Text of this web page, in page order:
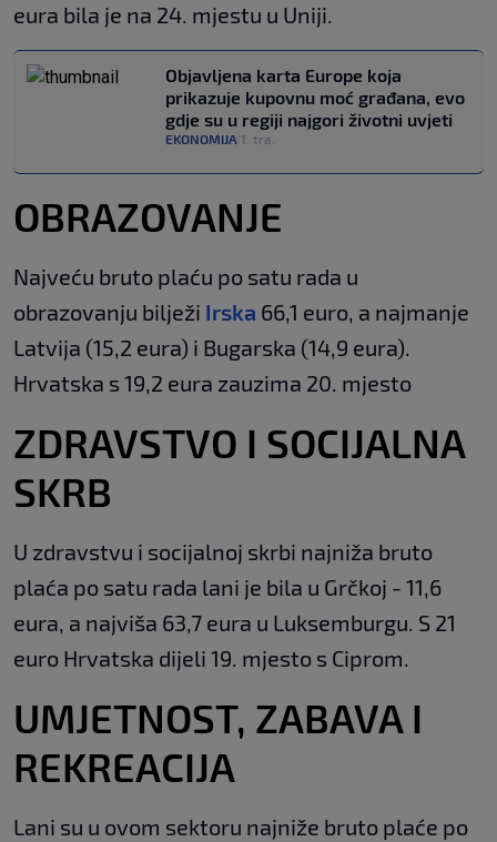
eura bila je na 24. mjestu u Uniji.
Objavljena karta Europe koja
prikazuje kupovnu moć građana, evo
gdje su u regiji najgori životni uvjeti
EKONOMIJA 1. tra.
OBRAZOVANJE
Najveću bruto plaću po satu rada u
obrazovanju bilježi Irska 66,1 euro, a najmanje
Latvija (15,2 eura) i Bugarska (14,9 eura).
Hrvatska s 19,2 eura zauzima 20. mjesto
ZDRAVSTVO I SOCIJALNA
SKRB
U zdravstvu i socijalnoj skrbi najniža bruto
plaća po satu rada lani je bila u Grčkoj - 11,6
eura, a najviša 63,7 eura u Luksemburgu. S 21
euro Hrvatska dijeli 19. mjesto s Ciprom.
UMJETNOST, ZABAVA I
REKREACIJA
Lani su u ovom sektoru najniže bruto plaće po